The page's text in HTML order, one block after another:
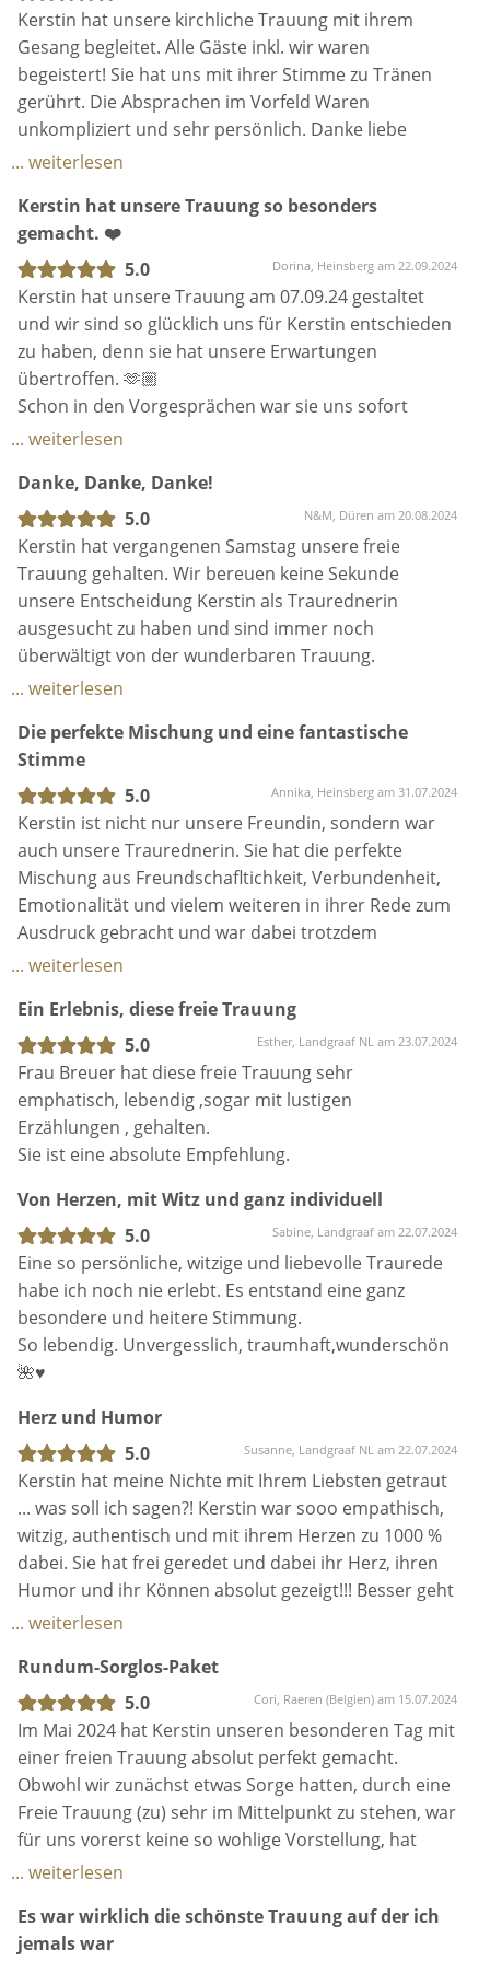
Leidenschaft und Liebe dabei ist und ihr Herzblut in
jede Trauung steckt. Sogar nach der Hochzeit hat sie
uns mit einer liebevollen Weihnachtskarte
überrascht.
Wir können Kerstin von ganzem Herzen
weiterempfehlen! Sie ist unfassbar gut in dem, was
sie macht, und hat unsere Hochzeit zu einem der
schönsten Tage unseres Lebens gemacht. Danke,
liebe Kerstin, für alles!
die Lieder noch emotionaler und schöner und die
Kombination aus Kerstins Gesang und Fabians
Klavierspiel war perfekt! :)
Während unserer Trauung hat sie es geschafft, alle
Gäste und auch uns emotional zu berühren und
Gänsehautmomente zu schaffen. Mit ihrer
uns ausgewählten Lieder und auch unsere Trauung
zu etwas ganz Besonderem gemacht und hat es
sogar geschafft, dass in der Kirche alle Gäste
gemeinsam mitgesungen haben, wodurch ein ganz
besonderer Moment unserer Trauung entstanden
ist.
Kerstin ist als Hochzeitssängerin die absolut richtige
Wahl und wir sind sehr froh darüber, dass sie unsere
Trauung so besonders gemacht hat! :)
Kerstin hat unsere kirchliche Trauung mit ihrem
Gesang begleitet. Alle Gäste inkl. wir waren
begeistert! Sie hat uns mit ihrer Stimme zu Tränen
gerührt. Die Absprachen im Vorfeld Waren
unkompliziert und sehr persönlich. Danke liebe
Kerstin!
... weiterlesen
Kerstin hat unsere Trauung so besonders
gemacht. ❤️
5.0
Dorina, Heinsberg am 22.09.2024
Kerstin hat unsere Trauung am 07.09.24 gestaltet
und wir sind so glücklich uns für Kerstin entschieden
zu haben, denn sie hat unsere Erwartungen
übertroffen. 🫶🏼
Schon in den Vorgesprächen war sie uns sofort
super sympathisch und man merkte auf Anhieb es
schon wieder vorbei ist, dass man miteinander
quatscht. 🥹 Sie setzte unsere Wünsche um und war
mit Rat und Tat an unserer Seite.
Kerstin hat so viel Herz und Seele in unsere freie
Trauung gesteckt. ❤️ Es war persönlich, emotional
und humorvoll. Obwohl sie uns vorher nicht kannte,
hat man den Eindruck gewonnen sie hätte die
ganzen 15 Jahre Beziehung miterlebt und erzählte
uns es nicht besser ausmalen können und sind
unendlich dankbar, was du aus diesem Tag für uns
gezaubert hast liebe Kerstin. ❤️🫶🏼 Wir können
jedem nur empfehlen Kerstin als Traurednerin
auszuwählen.
... weiterlesen
Danke, Danke, Danke!
5.0
N&M, Düren am 20.08.2024
Kerstin hat vergangenen Samstag unsere freie
Trauung gehalten. Wir bereuen keine Sekunde
unsere Entscheidung Kerstin als Traurednerin
ausgesucht zu haben und sind immer noch
überwältigt von der wunderbaren Trauung.
Durch ihre offene, zugewandte, professionelle und
Abgerundet durch den wundschönen Gesang, war
die Trauung für uns einfach perfekt!
Ein großes DANKE von uns!
... weiterlesen
Die perfekte Mischung und eine fantastische
Stimme
5.0
Annika, Heinsberg am 31.07.2024
Kerstin ist nicht nur unsere Freundin, sondern war
auch unsere Traurednerin. Sie hat die perfekte
Mischung aus Freundschafltichkeit, Verbundenheit,
Emotionalität und vielem weiteren in ihrer Rede zum
Ausdruck gebracht und war dabei trotzdem
hochprofessionell. Wir bekommen jetzt noch
zurückdenken!
Vorab haben wir uns getroffen und mehrere
Stunden lang unsere Beziehung Revue passieren
lassen. Das hat sehr viel Spaß gemacht und wir
haben dabei viel gelacht. Wir konnten an dem Ablauf
Ritualen auswählen. Unsere Eheversprechen
konnten wir Kerstin vorab schicken und sie hat uns
Verbesserungstipps gegeben.
Die musikalische Begleitung während der freien
Trauung war wunderschön! Kerstin hat eine
fantastische Stimme und die Versionen der
dort konnten wir aus einem Repertoire auswählen
und auch selbst Lieder nennen, die Kerstin dann mit
ihrem Kollegen Fabian (Klavier) eigens für uns
eingeübt haben.
Alles in allem war es einfach perfekt für uns! All
unsere Gäste waren begeistert und auch die "ältere
Generation" hat nun einen Eindruck davon
Trauung sein kann und welch schöne Alternative dies
zu einer kirchlichen Trauung ist.
Wir danken Kerstin von ganzem Herzen, dass sie
diese wundervolle Aufgabe übernommen und
unseren Tag dadurch unvergesslich gemacht hat!
... weiterlesen
Ein Erlebnis, diese freie Trauung
5.0
Esther, Landgraaf NL am 23.07.2024
Frau Breuer hat diese freie Trauung sehr
emphatisch, lebendig ,sogar mit lustigen
Erzählungen , gehalten.
Sie ist eine absolute Empfehlung.
Von Herzen, mit Witz und ganz individuell
5.0
Sabine, Landgraaf am 22.07.2024
Eine so persönliche, witzige und liebevolle Traurede
habe ich noch nie erlebt. Es entstand eine ganz
besondere und heitere Stimmung.
So lebendig. Unvergesslich, traumhaft,wunderschön
🌺♥️
Herz und Humor
5.0
Susanne, Landgraaf NL am 22.07.2024
Kerstin hat meine Nichte mit Ihrem Liebsten getraut
... was soll ich sagen?! Kerstin war sooo empathisch,
witzig, authentisch und mit ihrem Herzen zu 1000 %
dabei. Sie hat frei geredet und dabei ihr Herz, ihren
Humor und ihr Können absolut gezeigt!!! Besser geht
nicht, es war wunderbar! 🥰
... weiterlesen
Rundum-Sorglos-Paket
5.0
Cori, Raeren (Belgien) am 15.07.2024
Im Mai 2024 hat Kerstin unseren besonderen Tag mit
einer freien Trauung absolut perfekt gemacht.
Obwohl wir zunächst etwas Sorge hatten, durch eine
Freie Trauung (zu) sehr im Mittelpunkt zu stehen, war
für uns vorerst keine so wohlige Vorstellung, hat
Kerstin es geschafft uns ein rundum gutes Gefühl zu
Ideen und Vorstellungen gegenüber aufgeschlossen
und stand uns jederzeit mit Rat und Tat zur Seite.
... weiterlesen
Es war wirklich die schönste Trauung auf der ich
jemals war